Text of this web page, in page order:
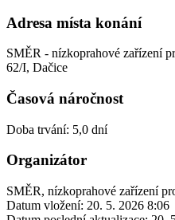
Adresa místa konání
SMĚR - nízkoprahové zařízení
62/I, Dačice
Časová náročnost
Doba trvání: 5,0 dní
Organizátor
SMĚR, nízkoprahové zařízení
Datum vložení: 20. 5. 2026 8:06